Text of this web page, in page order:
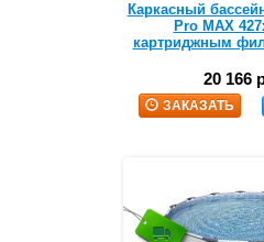
Каркасный
Pro MAX
картриджным
20 166
ЗАКАЗАТЬ